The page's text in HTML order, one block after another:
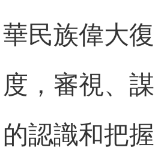
華民族偉大
度，審視、
的認識和把